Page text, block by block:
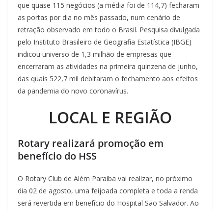
que quase 115 negócios (a média foi de 114,7) fecharam
as portas por dia no mês passado, num cenário de
retração observado em todo o Brasil. Pesquisa divulgada
pelo Instituto Brasileiro de Geografia Estatística (IBGE)
indicou universo de 1,3 milhão de empresas que
encerraram as atividades na primeira quinzena de junho,
das quais 522,7 mil debitaram o fechamento aos efeitos
da pandemia do novo coronavírus.
LOCAL E REGIÃO
Rotary realizará promoção em
benefício do HSS
O Rotary Club de Além Paraiba vai realizar, no próximo
dia 02 de agosto, uma feijoada completa e toda a renda
será revertida em benefício do Hospital São Salvador. Ao